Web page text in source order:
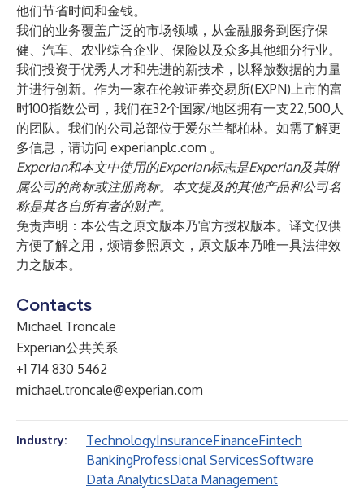
他们节省时间和金钱。
我们的业务覆盖广泛的市场领域，从金融服务到医疗保
健、汽车、农业综合企业、保险以及众多其他细分行业。
我们投资于优秀人才和先进的新技术，以释放数据的力量
并进行创新。作为一家在伦敦证券交易所(EXPN)上市的富
时100指数公司，我们在32个国家/地区拥有一支22,500人
的团队。我们的公司总部位于爱尔兰都柏林。如需了解更
多信息，请访问 experianplc.com 。
Experian和本文中使用的Experian标志是Experian及其附
属公司的商标或注册商标。本文提及的其他产品和公司名
称是其各自所有者的财产。
免责声明：本公告之原文版本乃官方授权版本。译文仅供
方便了解之用，烦请参照原文，原文版本乃唯一具法律效
力之版本。
Contacts
Michael Troncale
Experian公共关系
+1 714 830 5462
michael.troncale@experian.com
Industry: TechnologyInsuranceFinanceFintech
BankingProfessional ServicesSoftware
Data AnalyticsData Management